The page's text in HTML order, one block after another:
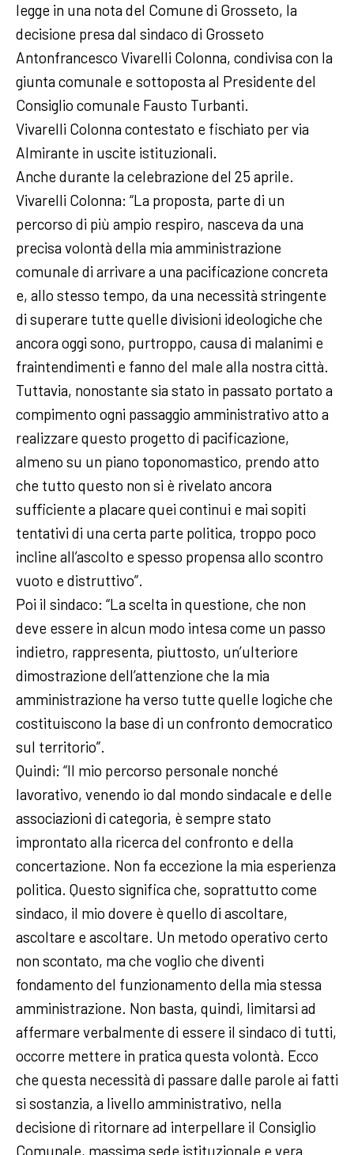
legge in una nota del Comune di Grosseto, la
decisione presa dal sindaco di Grosseto
Antonfrancesco Vivarelli Colonna, condivisa con la
giunta comunale e sottoposta al Presidente del
Consiglio comunale Fausto Turbanti.
Vivarelli Colonna contestato e fischiato per via
Almirante in uscite istituzionali.
Anche durante la celebrazione del 25 aprile.
Vivarelli Colonna: “La proposta, parte di un
percorso di più ampio respiro, nasceva da una
precisa volontà della mia amministrazione
comunale di arrivare a una pacificazione concreta
e, allo stesso tempo, da una necessità stringente
di superare tutte quelle divisioni ideologiche che
ancora oggi sono, purtroppo, causa di malanimi e
fraintendimenti e fanno del male alla nostra città.
Tuttavia, nonostante sia stato in passato portato a
compimento ogni passaggio amministrativo atto a
realizzare questo progetto di pacificazione,
almeno su un piano toponomastico, prendo atto
che tutto questo non si è rivelato ancora
sufficiente a placare quei continui e mai sopiti
tentativi di una certa parte politica, troppo poco
incline all’ascolto e spesso propensa allo scontro
vuoto e distruttivo”.
Poi il sindaco: “La scelta in questione, che non
deve essere in alcun modo intesa come un passo
indietro, rappresenta, piuttosto, un’ulteriore
dimostrazione dell’attenzione che la mia
amministrazione ha verso tutte quelle logiche che
costituiscono la base di un confronto democratico
sul territorio”.
Quindi: “Il mio percorso personale nonché
lavorativo, venendo io dal mondo sindacale e delle
associazioni di categoria, è sempre stato
improntato alla ricerca del confronto e della
concertazione. Non fa eccezione la mia esperienza
politica. Questo significa che, soprattutto come
sindaco, il mio dovere è quello di ascoltare,
ascoltare e ascoltare. Un metodo operativo certo
non scontato, ma che voglio che diventi
fondamento del funzionamento della mia stessa
amministrazione. Non basta, quindi, limitarsi ad
affermare verbalmente di essere il sindaco di tutti,
occorre mettere in pratica questa volontà. Ecco
che questa necessità di passare dalle parole ai fatti
si sostanzia, a livello amministrativo, nella
decisione di ritornare ad interpellare il Consiglio
Comunale, massima sede istituzionale e vera